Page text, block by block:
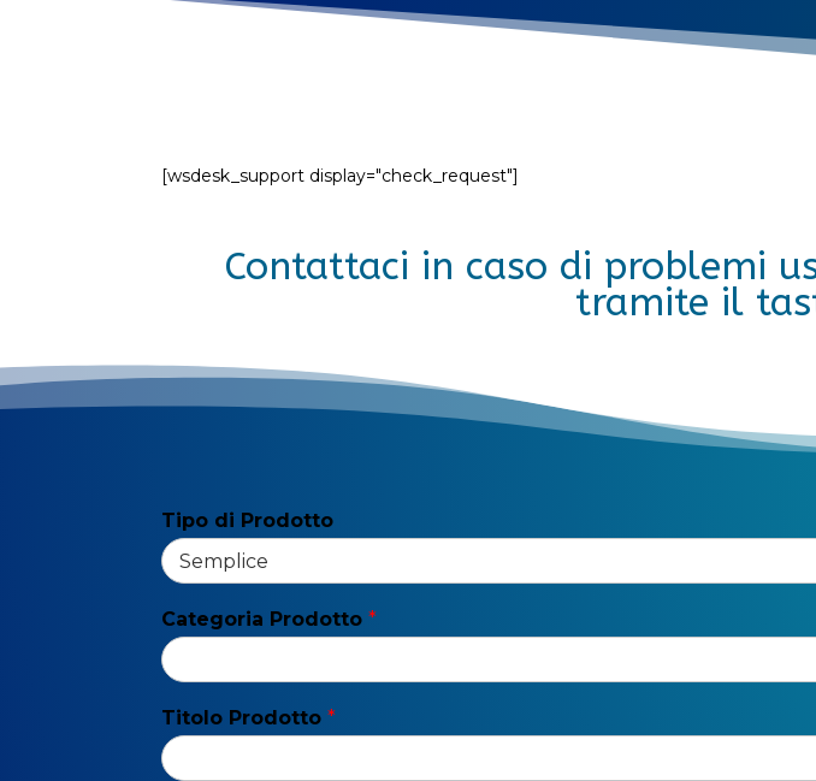
[wsdesk_support display="check_request"]
Contattaci in caso di problemi
tramite il
Tipo di Prodotto
Categoria Prodotto*
Titolo Prodotto*